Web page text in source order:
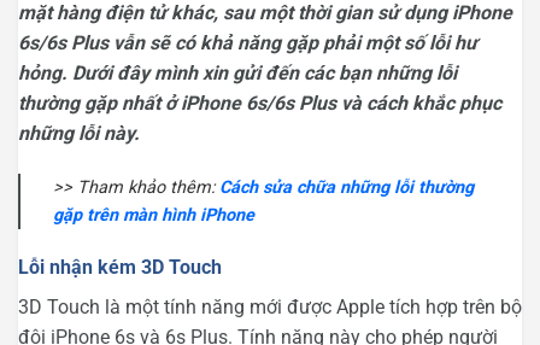
mặt hàng điện tử khác, sau một thời gian sử dụng iPhone
6s/6s Plus vẫn sẽ có khả năng gặp phải một số lỗi hư
hỏng. Dưới đây mình xin gửi đến các bạn những lỗi
thường gặp nhất ở iPhone 6s/6s Plus và cách khắc phục
những lỗi này.
>> Tham khảo thêm: Cách sửa chữa những lỗi thường
gặp trên màn hình iPhone
Lỗi nhận kém 3D Touch
3D Touch là một tính năng mới được Apple tích hợp trên bộ
đôi iPhone 6s và 6s Plus. Tính năng này cho phép người